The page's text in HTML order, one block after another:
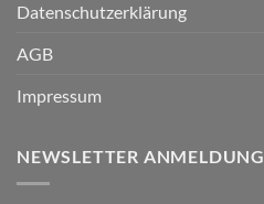
Datenschutzerklärung
AGB
Impressum
NEWSLETTER ANMELDUNG